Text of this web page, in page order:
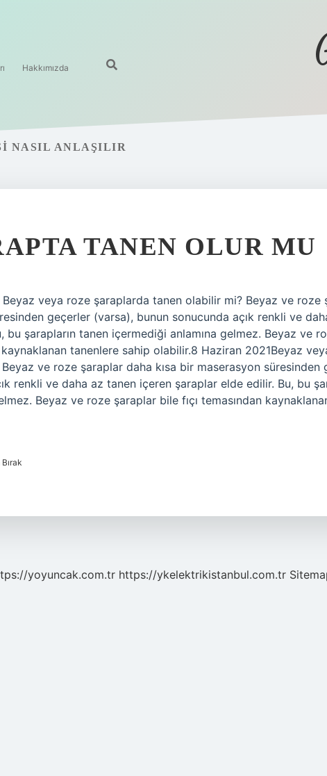
Hakkımızda
NASIL ANLAŞILIR
TANEN OLUR MU
Beyaz veya roze şaraplarda tanen olabilir mi? Beyaz ve roze
geçerler (varsa), bunun sonucunda açık renkli ve
bu şarapların tanen içermediği anlamına gelmez. Beyaz ve
kaynaklanan tanenlere sahip olabilir.8 Haziran 2021Beyaz
ve roze şaraplar daha kısa bir maserasyon süresinden
renkli ve daha az tanen içeren şaraplar elde edilir. Bu, bu
Beyaz ve roze şaraplar bile fıçı temasından
yoyuncak.com.tr https://ykelektrikistanbul.com.tr